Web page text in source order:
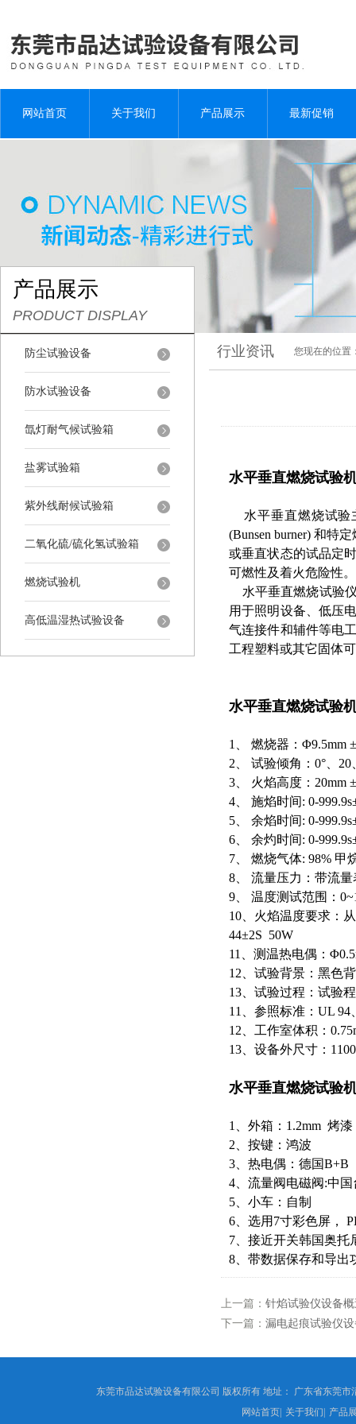
网站首页 关于我们 产品展示 最新促销
产品展示
PRODUCT DISPLAY
防尘试验设备
防水试验设备
氙灯耐气候试验箱
盐雾试验箱
紫外线耐候试验箱
二氧化硫/硫化氢试验箱
燃烧试验机
高低温湿热试验设备
行业资讯 您现在的位置
水平垂直燃烧试验
水平垂直燃烧试验
(Bunsen burner) 和特
或垂直状态的试品定
可燃性及着火危险性
水平垂直燃烧试验
用于照明设备、低压
气连接件和辅件等电
工程塑料或其它固体
水平垂直燃烧试验
1、
燃烧器：Φ9.5mm
2、
试验倾角：0°、20
3、
火焰高度：20mm
4、
施焰时间: 0-
5、
余焰时间: 0-
6、
余灼时间: 0-
7、
燃烧气体: 98% 甲
8、
流量压力：带流
9、
温度测试范围：
10、火焰温度要求：
44±2S 50W
11、测温热电偶：
12、试验背景：黑色
13、试验过程：试验
11、参照标准：UL 94
12、工作室体积：
13、设备外尺寸：
水平垂直燃烧试验
1、外箱：1.2mm 烤漆
2、按键：鸿波
3、热电偶：德国B+B
4、流量阀电磁阀:中
5、小车：自制
6、选用7寸彩色屏，
7、接近开关韩国奥托
8、带数据保存和导出
上一篇： 针焰试验仪设备
下一篇： 漏电起痕试验仪
东莞市品达试验设备有限公司 版权所有 地址： 广东省东莞
网站首页| 关于我们 产品